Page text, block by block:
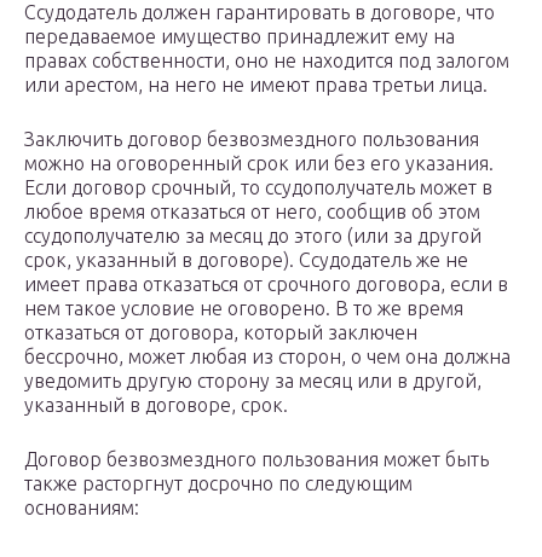
Ссудодатель должен гарантировать в договоре, что
передаваемое имущество принадлежит ему на
правах собственности, оно не находится под залогом
или арестом, на него не имеют права третьи лица.
Заключить договор безвозмездного пользования
можно на оговоренный срок или без его указания.
Если договор срочный, то ссудополучатель может в
любое время отказаться от него, сообщив об этом
ссудополучателю за месяц до этого (или за другой
срок, указанный в договоре). Ссудодатель же не
имеет права отказаться от срочного договора, если в
нем такое условие не оговорено. В то же время
отказаться от договора, который заключен
бессрочно, может любая из сторон, о чем она должна
уведомить другую сторону за месяц или в другой,
указанный в договоре, срок.
Договор безвозмездного пользования может быть
также расторгнут досрочно по следующим
основаниям: